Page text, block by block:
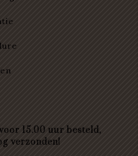
15.00 uur besteld,
verzonden!